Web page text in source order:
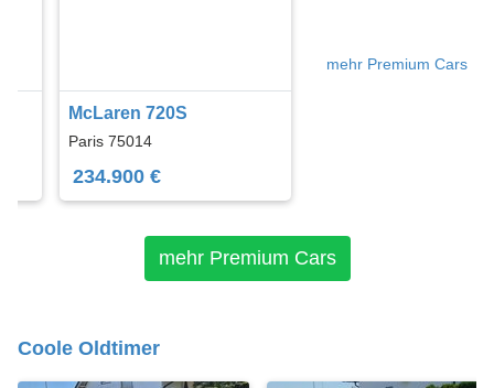
McLaren 720S
Paris 75014
234.900 €
mehr Premium Cars
mehr Premium Cars
Coole Oldtimer